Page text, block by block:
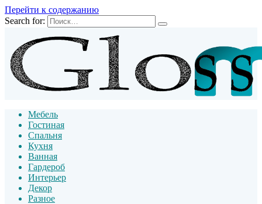
Перейти к содержанию
Search for:
Мебель
Гостиная
Спальня
Кухня
Ванная
Гардероб
Интерьер
Декор
Разное